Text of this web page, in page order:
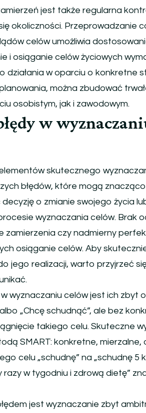
jest także regularna
okoliczności. Przeprowadzanie
celów umożliwia
i osiąganie celów życiowych
działania w oparciu o konkretne
można zbudować
osobistym, jak i zawodowym.
w
skutecznego
błędów, które mogą
o zmianie swojego życia
wyznaczania celów. Brak
zamierzenia czy nadmierny
osiąganie celów. Aby
jego realizacji, warto przyjrzeć
wyznaczaniu celów jest ich zbyt
„Chcę schudnąć”, ale bez
takiego celu. Skuteczne
SMART: konkretne,
celu „schudnę” na „schudnę 5
w tygodniu i zdrową dietę”
jest wyznaczanie zbyt